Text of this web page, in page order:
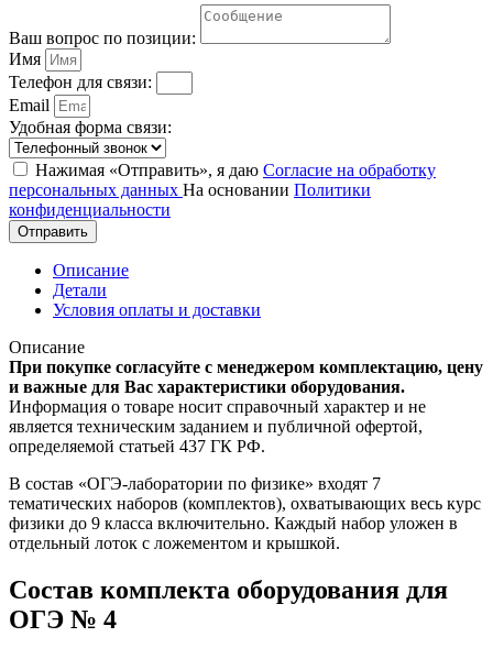
Ваш вопрос по позиции:
Имя
Телефон для связи:
Email
Удобная форма связи:
Нажимая «Отправить», я даю Согласие на обработку
персональных данных На основании Политики
конфиденциальности
Отправить
Описание
Детали
Условия оплаты и доставки
Описание
При покупке согласуйте с менеджером комплектацию, цену
и важные для Вас характеристики оборудования.
Информация о товаре носит справочный характер и не
является техническим заданием и публичной офертой,
определяемой статьей 437 ГК РФ.
В состав «ОГЭ-лаборатории по физике» входят 7
тематических наборов (комплектов), охватывающих весь курс
физики до 9 класса включительно. Каждый набор уложен в
отдельный лоток с ложементом и крышкой.
Состав комплекта оборудования для
ОГЭ № 4